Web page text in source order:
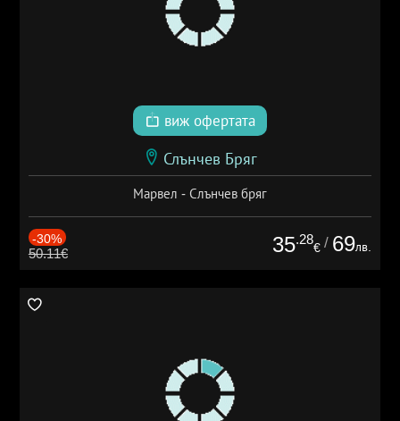
виж офертата
Слънчев Бряг
Марвел - Слънчев бряг
-30%
50.11€ 35.28
€ / 69лв.